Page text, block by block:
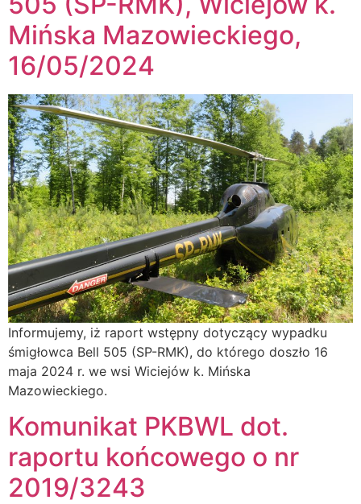
Mińska Mazowieckiego,
16/05/2024
Informujemy, iż raport wstępny dotyczący wypadku
śmigłowca Bell 505 (SP-RMK), do którego doszło 16
maja 2024 r. we wsi Wiciejów k. Mińska
Mazowieckiego.
Komunikat PKBWL dot.
raportu końcowego o nr
2019/3243